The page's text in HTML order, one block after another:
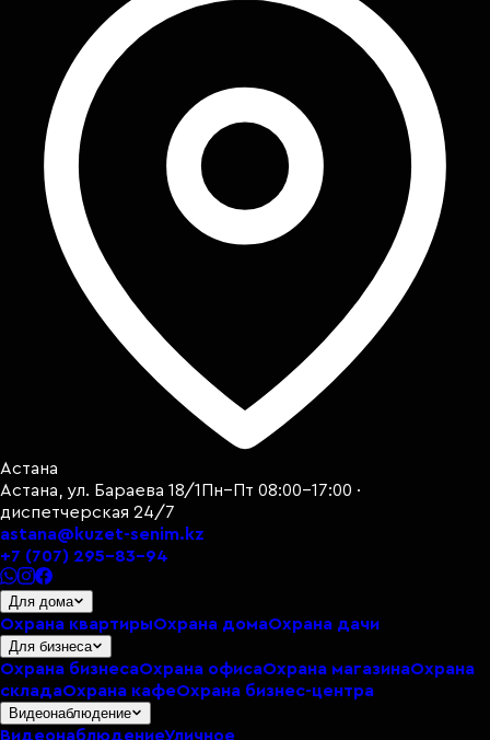
Астана
Астана, ул. Бараева 18/1 Пн–Пт 08:00–17:00 ·
диспетчерская 24/7
astana@kuzet-senim.kz
+7 (707) 295-83-94
Для дома
Охрана квартирыОхрана домаОхрана дачи
Для бизнеса
Охрана бизнесаОхрана офисаОхрана магазинаОхрана
складаОхрана кафеОхрана бизнес-центра
Видеонаблюдение
ВидеонаблюдениеУличное